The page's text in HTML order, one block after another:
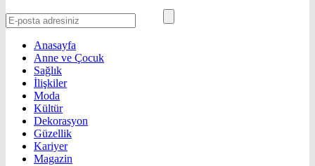
Anasayfa
Anne ve Çocuk
Sağlık
İlişkiler
Moda
Kültür
Dekorasyon
Güzellik
Kariyer
Magazin